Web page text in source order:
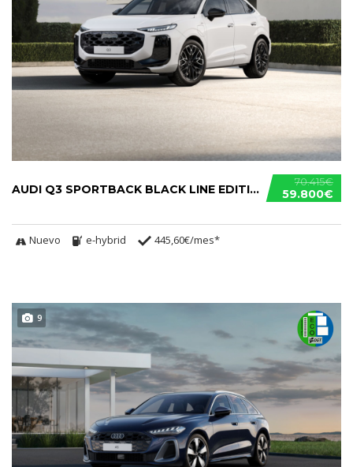
70.415€
59.800€
AUDI Q3 SPORTBACK BLACK LINE EDITION E-HYBRID
Nuevo e-hybrid 445,60€/mes*
9